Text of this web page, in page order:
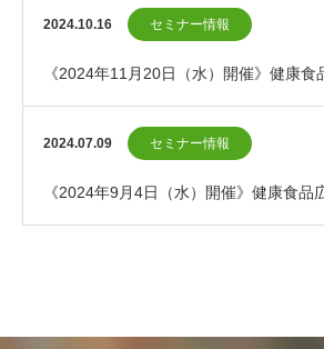
分の傾向と2025年度の留意ポイント」
2024.10.16 セミナー情報
《2024年11月20日（水）開催》健康食
（講師紹介割引あり）
2024.07.09 セミナー情報
《2024年9月4日（水）開催》健康食品